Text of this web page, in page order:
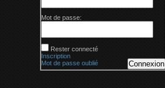
Mot de passe:
Rester connecté
Connexion
Inscription
Mot de passe oublié